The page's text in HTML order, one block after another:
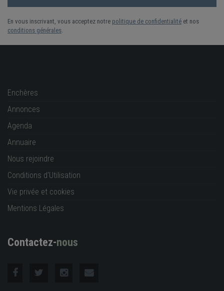
En vous inscrivant, vous acceptez notre politique de confidentialité et nos
conditions générales.
Enchères
Annonces
Agenda
Annuaire
Nous rejoindre
Conditions d'Utilisation
Vie privée et cookies
Mentions Légales
Contactez-nous